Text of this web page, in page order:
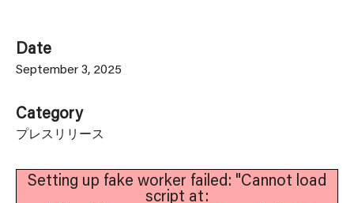
Date
September 3, 2025
Category
プレスリリース
Setting up fake worker failed: "Cannot load
script at: